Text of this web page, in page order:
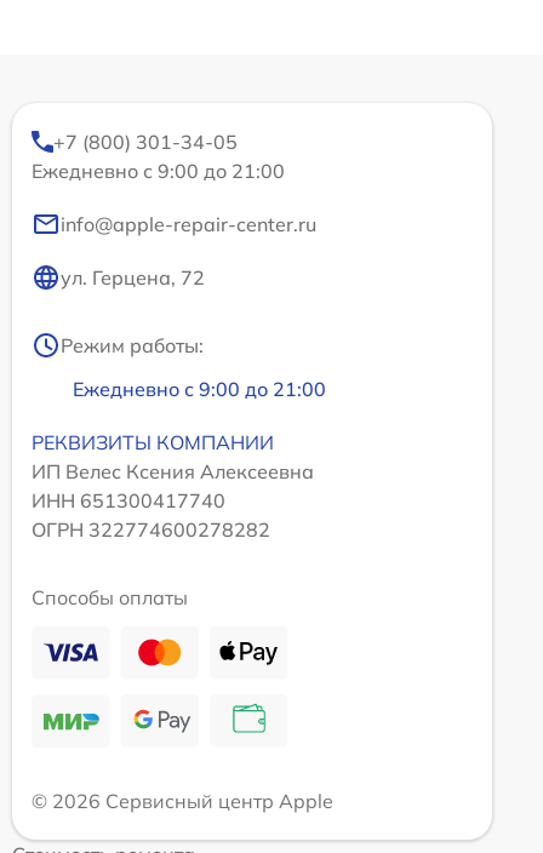
+7 (800) 301-34-05
Ежедневно с 9:00 до 21:00
info@apple-repair-center.ru
ул. Герцена, 72
Режим работы:
Ежедневно с 9:00 до 21:00
РЕКВИЗИТЫ КОМПАНИИ
ИП Велес Ксения Алексеевна
ИНН 651300417740
ОГРН 322774600278282
Способы оплаты
© 2026 Сервисный центр Apple